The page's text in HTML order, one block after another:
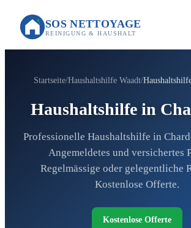
SOS NETTOYAGE
REINIGUNG & HAUSHALT
Startseite Haushaltshilfe Waadt
Haushaltshilfe in
Professionelle Haushaltshilfe in
Angemeldetes und versichertes
Regelmässige oder gelegentliche
Kostenlose Offerte.
Kostenlose Offerte